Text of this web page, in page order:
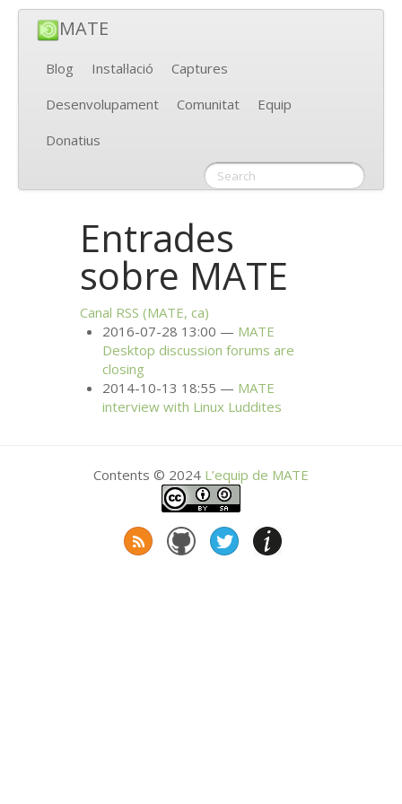
MATE
Blog Instal·lació
Captures
Desenvolupament
Comunitat
Equip
Donatius
Entrades
sobre MATE
Canal RSS (MATE, ca)
2016-07-28 13:00
MATE
Desktop discussion forums are
closing
2014-10-13 18:55
MATE
interview with Linux Luddites
Contents © 2024 L’equip de MATE